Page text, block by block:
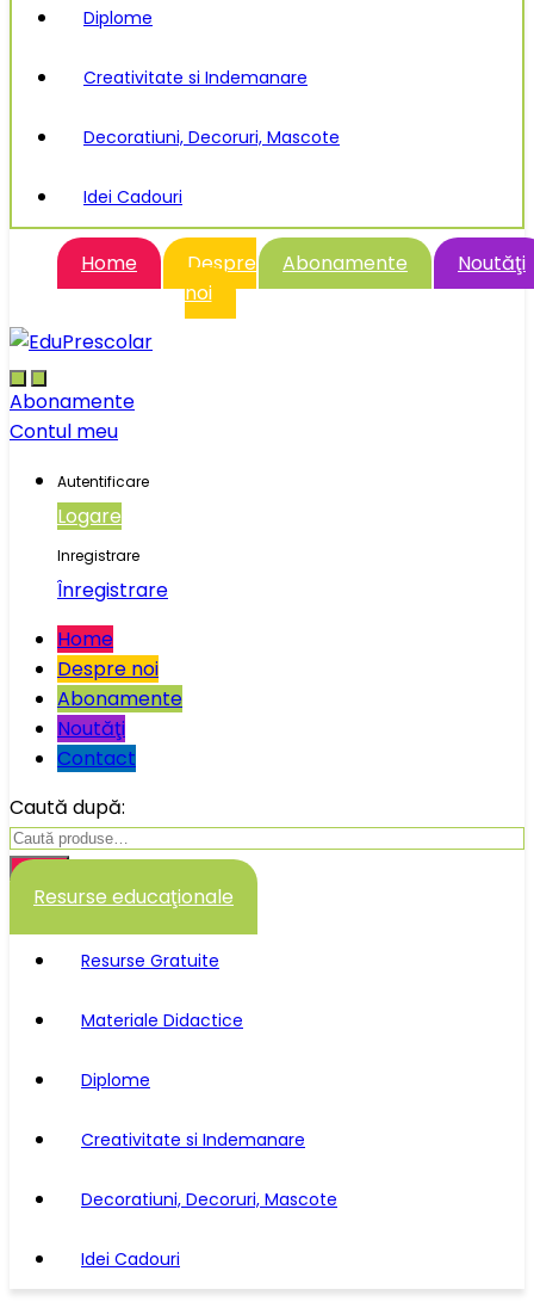
Diplome
Creativitate si Indemanare
Decoratiuni, Decoruri, Mascote
Idei Cadouri
Home
Despre
noi
Abonamente Noutăţi
Abonamente
Contul meu
Autentificare
Logare
Inregistrare
Înregistrare
Home
Despre noi
Abonamente
Noutăţi
Contact
Caută după:
Caută
Resurse educaţionale
Resurse Gratuite
Materiale Didactice
Diplome
Creativitate si Indemanare
Decoratiuni, Decoruri, Mascote
Idei Cadouri